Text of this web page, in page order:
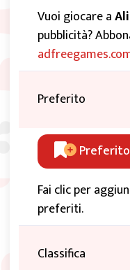
Vuoi giocare a
pubblicità?
Preferito
Preferito
Fai clic per
preferiti.
Classifica